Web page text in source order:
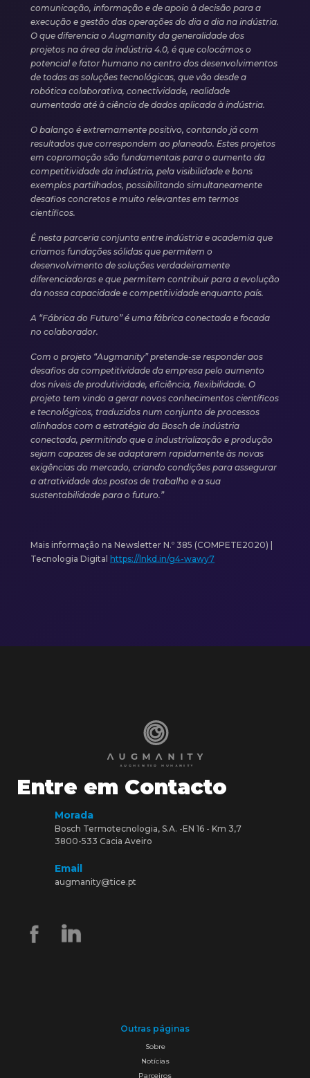
comunicação, informação e de apoio à decisão para a
execução e gestão das operações do dia a dia na indústria.
O que diferencia o Augmanity da generalidade dos
projetos na área da indústria 4.0, é que colocámos o
potencial e fator humano no centro dos desenvolvimentos
de todas as soluções tecnológicas, que vão desde a
robótica colaborativa, conectividade, realidade
aumentada até à ciência de dados aplicada à indústria.
O balanço é extremamente positivo, contando já com
resultados que correspondem ao planeado. Estes projetos
em copromoção são fundamentais para o aumento da
competitividade da indústria, pela visibilidade e bons
exemplos partilhados, possibilitando simultaneamente
desafios concretos e muito relevantes em termos
científicos.
É nesta parceria conjunta entre indústria e academia que
criamos fundações sólidas que permitem o
desenvolvimento de soluções verdadeiramente
diferenciadoras e que permitem contribuir para a evolução
da nossa capacidade e competitividade enquanto país.
A “Fábrica do Futuro” é uma fábrica conectada e focada
no colaborador.
Com o projeto “Augmanity” pretende-se responder aos
desafios da competitividade da empresa pelo aumento
dos níveis de produtividade, eficiência, flexibilidade. O
projeto tem vindo a gerar novos conhecimentos científicos
e tecnológicos, traduzidos num conjunto de processos
alinhados com a estratégia da Bosch de indústria
conectada, permitindo que a industrialização e produção
sejam capazes de se adaptarem rapidamente às novas
exigências do mercado, criando condições para assegurar
a atratividade dos postos de trabalho e a sua
sustentabilidade para o futuro.”
Mais informação na Newsletter N.º 385 (COMPETE2020) |
Tecnologia Digital https://lnkd.in/g4-wawy7
Entre em Contacto
Morada
Bosch Termotecnologia, S.A. -EN 16 - Km 3,7
3800-533 Cacia Aveiro
Email
augmanity@tice.pt
Outras páginas
Sobre
Notícias
Parceiros